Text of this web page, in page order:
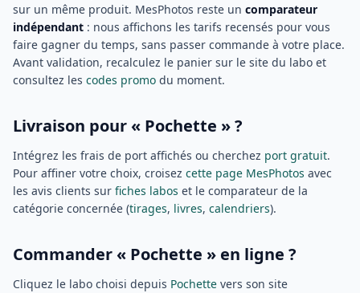
sur un même produit. MesPhotos reste un comparateur
indépendant : nous affichons les tarifs recensés pour vous
faire gagner du temps, sans passer commande à votre place.
Avant validation, recalculez le panier sur le site du labo et
consultez les codes promo du moment.
Livraison pour « Pochette » ?
Intégrez les frais de port affichés ou cherchez port gratuit.
Pour affiner votre choix, croisez cette page MesPhotos avec
les avis clients sur fiches labos et le comparateur de la
catégorie concernée (tirages, livres, calendriers).
Commander « Pochette » en ligne ?
Cliquez le labo choisi depuis Pochette vers son site